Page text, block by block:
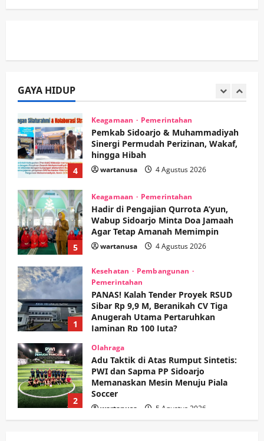
GAYA HIDUP
Soccer
3
wartanusa 4 Agustus 2026
4
Keagamaan Pemerintahan
Pemkab Sidoarjo & Muhammadiyah
Sinergi Permudah Perizinan, Wakaf,
hingga Hibah
wartanusa 4 Agustus 2026
5
Keagamaan Pemerintahan
Hadir di Pengajian Qurrota A’yun,
Wabup Sidoarjo Minta Doa Jamaah
Agar Tetap Amanah Memimpin
wartanusa 4 Agustus 2026
1
Kesehatan
Pembangunan
Pemerintahan
PANAS! Kalah Tender Proyek RSUD
Sibar Rp 9,9 M, Beranikah CV Tiga
Anugerah Utama Pertaruhkan
Jaminan Rp 100 Juta?
wartanusa
2
Olahraga
Adu Taktik di Atas Rumput Sintetis:
PWI dan Sapma PP Sidoarjo
Memanaskan Mesin Menuju Piala
Soccer
wartanusa 5 Agustus 2026